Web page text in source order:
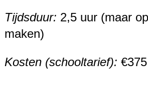
Tijdsduur: 2,5 uur (maar
maken)
Kosten (schooltarief):